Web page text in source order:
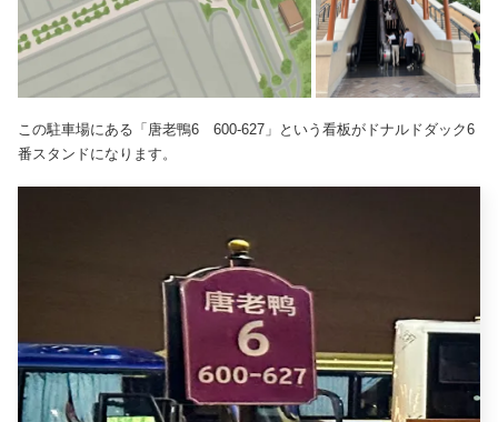
この駐車場にある「唐老鴨6 600-627」という看板がドナルドダック6
番スタンドになります。